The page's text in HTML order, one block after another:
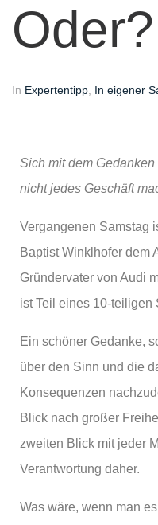
Oder?
In Expertentipp In eigener
Sich mit dem
nicht jedes Geschäft
Vergangenen Samstag
Baptist Winklhofer dem
Gründervater von Audi
ist Teil eines 10-teiligen
Ein schöner Gedanke,
über den Sinn und die
Konsequenzen
Blick nach großer
zweiten Blick mit jeder
Verantwortung daher.
Was wäre, wenn man